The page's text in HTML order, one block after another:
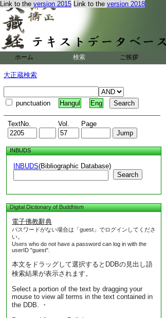
Link to the version 2015 Link to the version 2018
ホーム 検索 ご挨拶
大正蔵検索
punctuation Hangul Eng
TextNo. Vol. Page
INBUDS
INBUDS(Bibliographic Database)
Search
Digital Dictionary of Buddhism
電子佛教辭典
パスワードがない場合は「guest」でログインしてくださ
い。
Users who do not have a password can log in with the
userID "guest".
本文をドラッグして選択するとDDBの見出し語
検索結果が表示されます。
Select a portion of the text by dragging your
mouse to view all terms in the text contained in
the DDB. ・